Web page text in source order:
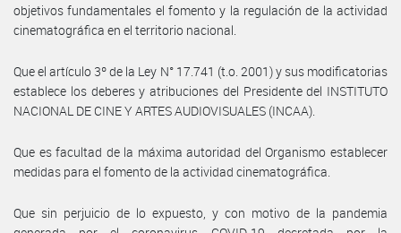
objetivos fundamentales el fomento y la regulación de la actividad
cinematográfica en el territorio nacional.
Que el artículo 3º de la Ley N° 17.741 (t.o. 2001) y sus modificatorias
establece los deberes y atribuciones del Presidente del INSTITUTO
NACIONAL DE CINE Y ARTES AUDIOVISUALES (INCAA).
Que es facultad de la máxima autoridad del Organismo establecer
medidas para el fomento de la actividad cinematográfica.
Que sin perjuicio de lo expuesto, y con motivo de la pandemia